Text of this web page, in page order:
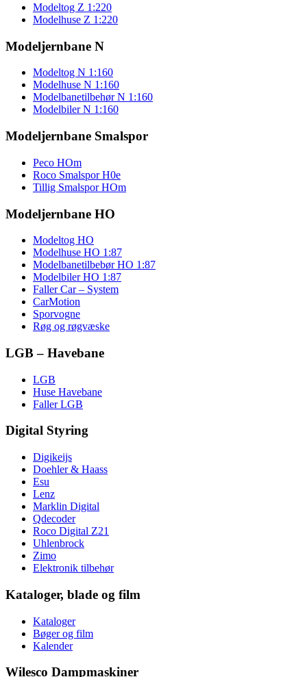
Modeltog Z 1:220
Modelhuse Z 1:220
Modeljernbane N
Modeltog N 1:160
Modelhuse N 1:160
Modelbanetilbehør N 1:160
Modelbiler N 1:160
Modeljernbane Smalspor
Peco HOm
Roco Smalspor H0e
Tillig Smalspor HOm
Modeljernbane HO
Modeltog HO
Modelhuse HO 1:87
Modelbanetilbebør HO 1:87
Modelbiler HO 1:87
Faller Car – System
CarMotion
Sporvogne
Røg og røgvæske
LGB – Havebane
LGB
Huse Havebane
Faller LGB
Digital Styring
Digikeijs
Doehler & Haass
Esu
Lenz
Marklin Digital
Qdecoder
Roco Digital Z21
Uhlenbrock
Zimo
Elektronik tilbehør
Kataloger, blade og film
Kataloger
Bøger og film
Kalender
Wilesco Dampmaskiner